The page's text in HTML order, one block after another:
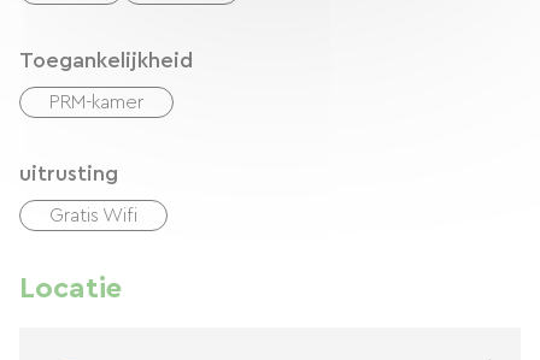
Toegankelijkheid
PRM-kamer
uitrusting
Gratis Wifi
Locatie